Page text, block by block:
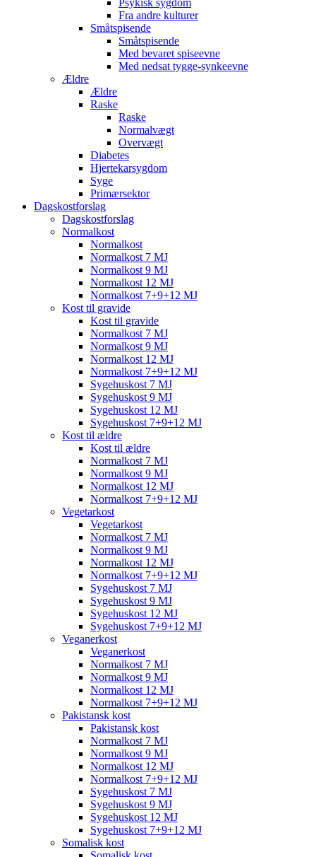
Psykisk sygdom
Fra andre kulturer
Småtspisende
Småtspisende
Med bevaret spiseevne
Med nedsat tygge-synkeevne
Ældre
Ældre
Raske
Raske
Normalvægt
Overvægt
Diabetes
Hjertekarsygdom
Syge
Primærsektor
Dagskostforslag
Dagskostforslag
Normalkost
Normalkost
Normalkost 7 MJ
Normalkost 9 MJ
Normalkost 12 MJ
Normalkost 7+9+12 MJ
Kost til gravide
Kost til gravide
Normalkost 7 MJ
Normalkost 9 MJ
Normalkost 12 MJ
Normalkost 7+9+12 MJ
Sygehuskost 7 MJ
Sygehuskost 9 MJ
Sygehuskost 12 MJ
Sygehuskost 7+9+12 MJ
Kost til ældre
Kost til ældre
Normalkost 7 MJ
Normalkost 9 MJ
Normalkost 12 MJ
Normalkost 7+9+12 MJ
Vegetarkost
Vegetarkost
Normalkost 7 MJ
Normalkost 9 MJ
Normalkost 12 MJ
Normalkost 7+9+12 MJ
Sygehuskost 7 MJ
Sygehuskost 9 MJ
Sygehuskost 12 MJ
Sygehuskost 7+9+12 MJ
Veganerkost
Veganerkost
Normalkost 7 MJ
Normalkost 9 MJ
Normalkost 12 MJ
Normalkost 7+9+12 MJ
Pakistansk kost
Pakistansk kost
Normalkost 7 MJ
Normalkost 9 MJ
Normalkost 12 MJ
Normalkost 7+9+12 MJ
Sygehuskost 7 MJ
Sygehuskost 9 MJ
Sygehuskost 12 MJ
Sygehuskost 7+9+12 MJ
Somalisk kost